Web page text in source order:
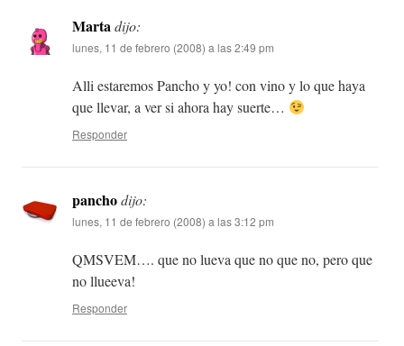
Martadijo:
lunes, 11 de febrero (2008) a las 2:49 pm
Alli estaremos Pancho y yo! con vino y lo que haya
que llevar, a ver si ahora hay suerte…
Responder
panchodijo:
lunes, 11 de febrero (2008) a las 3:12 pm
QMSVEM…. que no lueva que no que no, pero que
no llueeva!
Responder